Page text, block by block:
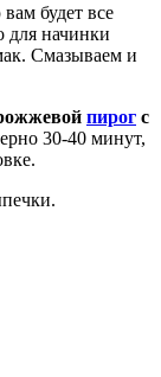
будет все
для начинки
Смазываем и
пирог с
30-40 минут,